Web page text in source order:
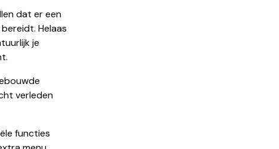
dat er een
Helaas
je
verleden
functies